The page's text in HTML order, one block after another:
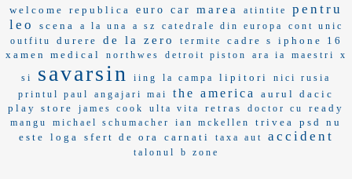
welcome republica euro car marea atintite
pentru
leo
scena a la una a sz catedrale din europa
cont unic
outfitu
durere de la zero termite cadre s
iphone 16
xamen medical
northwes detroit piston ara ia maestri x
si savarsin iing la campa lipitori
nici rusia
printul paul
angajari mai the america
aurul dacic
play store
james cook ulta vita retras doctor cu ready
mangu michael schumacher ian mckellen trivea
psd nu
este
loga sfert de ora carnati taxa aut accident
talonul b zone